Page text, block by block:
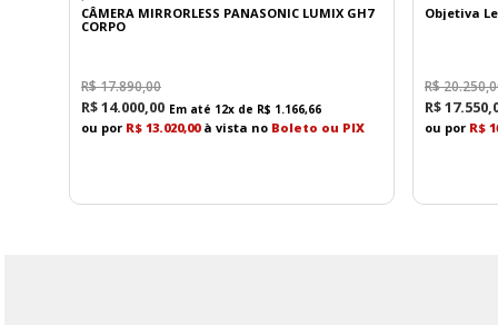
CÂMERA MIRRORLESS PANASONIC LUMIX GH7
CORPO
R$17.890,00
R$14.000,00 Em até 12x de R$ 1.166,66
ou por R$ 13.020,00à vista no Boleto ou PIX
Objetiva
R$20.250,
R$17.550,
ou por R$